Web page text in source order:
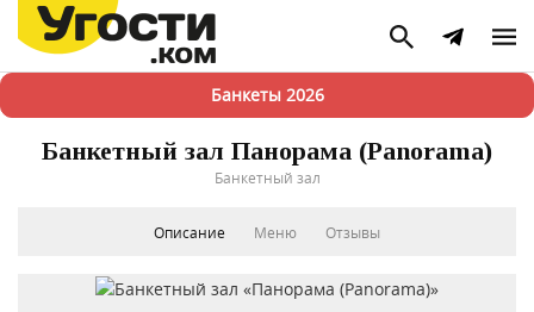
Банкеты 2026
Банкетный зал Панорама (Panorama)
Банкетный зал
Описание Меню Отзывы